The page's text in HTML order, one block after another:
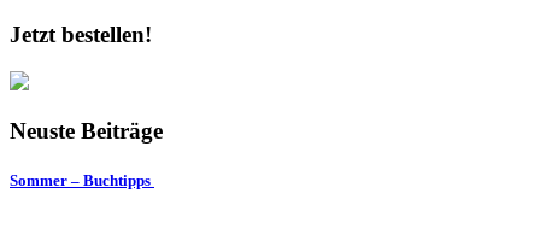
Jetzt bestellen!
Neuste Beiträge
Sommer – Buchtipps